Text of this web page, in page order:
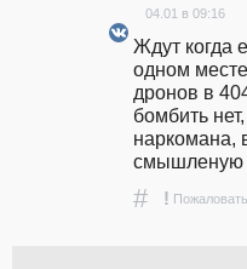
04.01 в 09:16
Ждут когда
одном
дронов в
бомбить
наркомана,
смышленую
# !